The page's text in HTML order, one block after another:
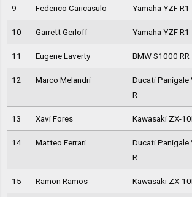
9 Federico Caricasulo Yamaha YZF R1
10 Garrett Gerloff Yamaha YZF R1
11 Eugene Laverty BMW S1000 RR
12 Marco Melandri
Ducati Panigale
R
13 Xavi Fores Kawasaki ZX-
14 Matteo Ferrari
Ducati Panigale
R
15 Ramon Ramos Kawasaki ZX-